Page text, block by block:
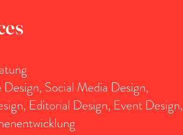
Social Media Design,
Editorial Design, Event Design,